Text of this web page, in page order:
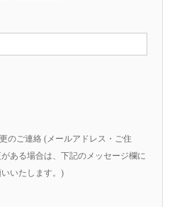
のご連絡 (メールアドレス・ご住
ある場合は、下記のメッセージ欄に
いたします。)